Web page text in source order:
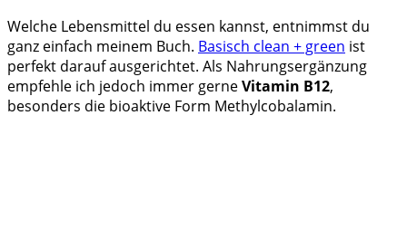
Welche Lebensmittel du essen kannst, entnimmst du
ganz einfach meinem Buch. Basisch clean + green ist
perfekt darauf ausgerichtet. Als Nahrungsergänzung
empfehle ich jedoch immer gerneVitamin B12,
besonders die bioaktive Form Methylcobalamin.